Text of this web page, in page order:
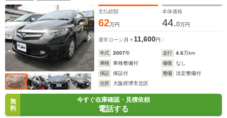
支払総額
62万円
本体価格
44.0万円
通常ローン 月々11,600円
年式 2007年 走行 4.6万km
車検
車検整備付 修復
なし
保証
保証付 整備
法定整備付
住所
大阪府堺市北区
無
料
今すぐ在庫確認・見積依頼
電話する